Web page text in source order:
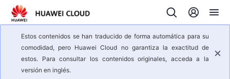
Estos contenidos se han traducido de forma automática para su
comodidad, pero Huawei Cloud no garantiza la exactitud de
estos. Para consultar los contenidos originales, acceda a la
versión en inglés.